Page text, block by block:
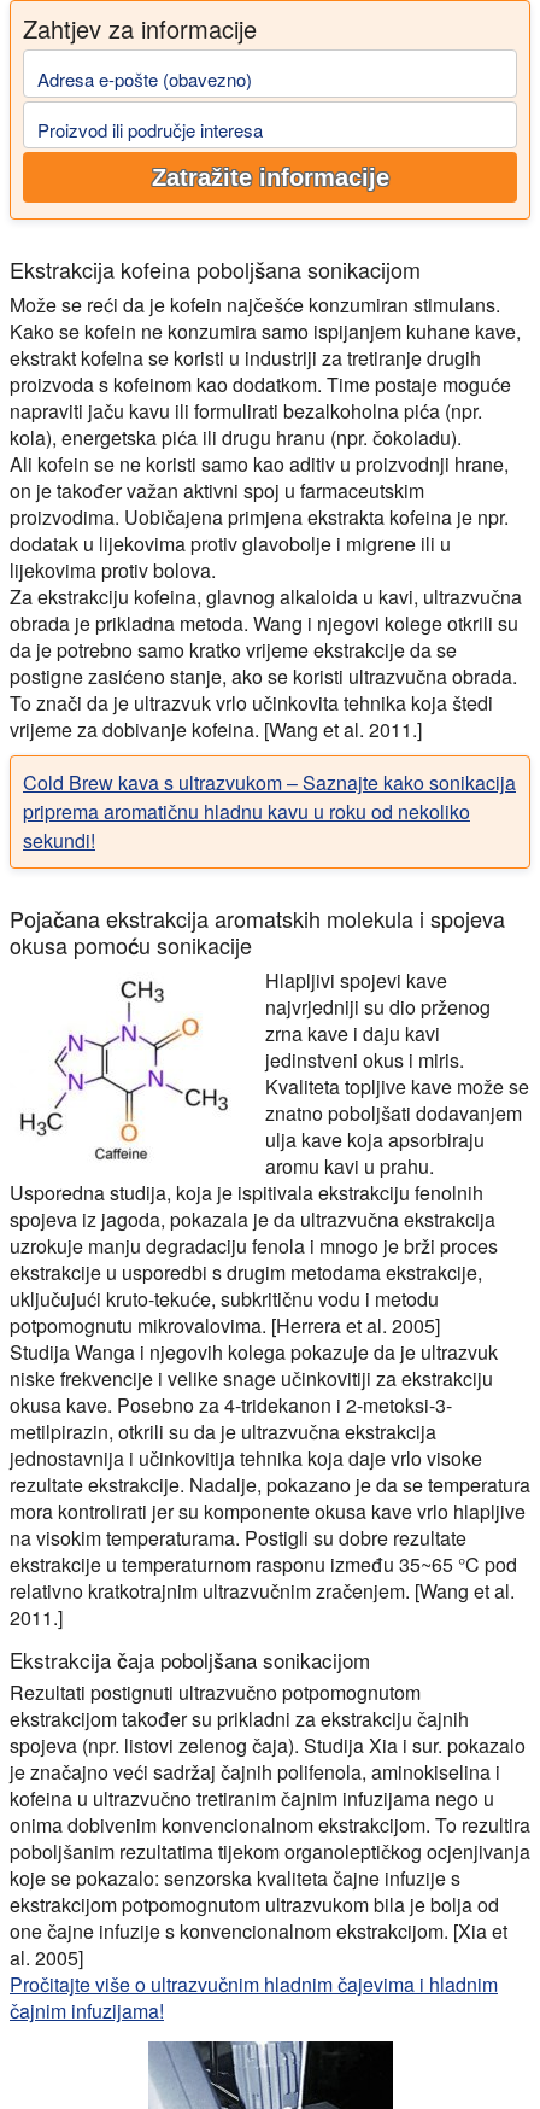
Zahtjev za informacije
Adresa e-pošte (obavezno)
Proizvod ili područje interesa
Zatražite informacije
Ekstrakcija kofeina poboljšana sonikacijom
Može se reći da je kofein najčešće konzumiran stimulans.
Kako se kofein ne konzumira samo ispijanjem kuhane kave,
ekstrakt kofeina se koristi u industriji za tretiranje drugih
proizvoda s kofeinom kao dodatkom. Time postaje moguće
napraviti jaču kavu ili formulirati bezalkoholna pića (npr.
kola), energetska pića ili drugu hranu (npr. čokoladu).
Ali kofein se ne koristi samo kao aditiv u proizvodnji hrane,
on je također važan aktivni spoj u farmaceutskim
proizvodima. Uobičajena primjena ekstrakta kofeina je npr.
dodatak u lijekovima protiv glavobolje i migrene ili u
lijekovima protiv bolova.
Za ekstrakciju kofeina, glavnog alkaloida u kavi, ultrazvučna
obrada je prikladna metoda. Wang i njegovi kolege otkrili su
da je potrebno samo kratko vrijeme ekstrakcije da se
postigne zasićeno stanje, ako se koristi ultrazvučna obrada.
To znači da je ultrazvuk vrlo učinkovita tehnika koja štedi
vrijeme za dobivanje kofeina. [Wang et al. 2011.]
Cold Brew kava s ultrazvukom – Saznajte kako sonikacija
priprema aromatičnu hladnu kavu u roku od nekoliko
sekundi!
Pojačana ekstrakcija aromatskih molekula i spojeva
okusa pomoću sonikacije
Hlapljivi spojevi kave
najvrjedniji su dio prženog
zrna kave i daju kavi
jedinstveni okus i miris.
Kvaliteta topljive kave može se
znatno poboljšati dodavanjem
ulja kave koja apsorbiraju
aromu kavi u prahu.
Usporedna studija, koja je ispitivala ekstrakciju fenolnih
spojeva iz jagoda, pokazala je da ultrazvučna ekstrakcija
uzrokuje manju degradaciju fenola i mnogo je brži proces
ekstrakcije u usporedbi s drugim metodama ekstrakcije,
uključujući kruto-tekuće, subkritičnu vodu i metodu
potpomognutu mikrovalovima. [Herrera et al. 2005]
Studija Wanga i njegovih kolega pokazuje da je ultrazvuk
niske frekvencije i velike snage učinkovitiji za ekstrakciju
okusa kave. Posebno za 4-tridekanon i 2-metoksi-3-
metilpirazin, otkrili su da je ultrazvučna ekstrakcija
jednostavnija i učinkovitija tehnika koja daje vrlo visoke
rezultate ekstrakcije. Nadalje, pokazano je da se temperatura
mora kontrolirati jer su komponente okusa kave vrlo hlapljive
na visokim temperaturama. Postigli su dobre rezultate
ekstrakcije u temperaturnom rasponu između 35~65 °C pod
relativno kratkotrajnim ultrazvučnim zračenjem. [Wang et al.
2011.]
Ekstrakcija čaja poboljšana sonikacijom
Rezultati postignuti ultrazvučno potpomognutom
ekstrakcijom također su prikladni za ekstrakciju čajnih
spojeva (npr. listovi zelenog čaja). Studija Xia i sur. pokazalo
je značajno veći sadržaj čajnih polifenola, aminokiselina i
kofeina u ultrazvučno tretiranim čajnim infuzijama nego u
onima dobivenim konvencionalnom ekstrakcijom. To rezultira
poboljšanim rezultatima tijekom organoleptičkog ocjenjivanja
koje se pokazalo: senzorska kvaliteta čajne infuzije s
ekstrakcijom potpomognutom ultrazvukom bila je bolja od
one čajne infuzije s konvencionalnom ekstrakcijom. [Xia et
al. 2005]
Pročitajte više o ultrazvučnim hladnim čajevima i hladnim
čajnim infuzijama!